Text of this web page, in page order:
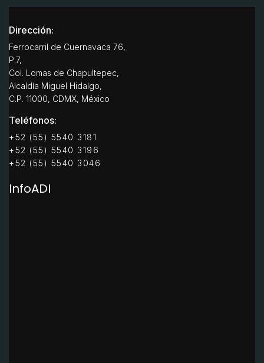
Dirección:
Ferrocarril de Cuernavaca 76,
P.7,
Col. Lomas de Chapultepec,
Alcaldía Miguel Hidalgo,
C.P. 11000, CDMX, México
Teléfonos:
+52 (55) 5540 3181
+52 (55) 5540 3196
+52 (55) 5540 3046
InfoADI